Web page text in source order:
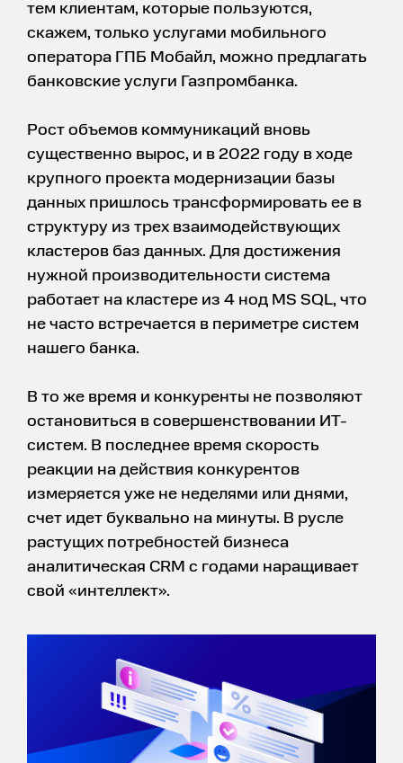
тем клиентам, которые пользуются,
скажем, только услугами мобильного
оператора ГПБ Мобайл, можно предлагать
банковские услуги Газпромбанка.
Рост объемов коммуникаций вновь
существенно вырос, и в 2022 году в ходе
крупного проекта модернизации базы
данных пришлось трансформировать ее в
структуру из трех взаимодействующих
кластеров баз данных. Для достижения
нужной производительности система
работает на кластере из 4 нод MS SQL, что
не часто встречается в периметре систем
нашего банка.
В то же время и конкуренты не позволяют
остановиться в совершенствовании ИТ-
систем. В последнее время скорость
реакции на действия конкурентов
измеряется уже не неделями или днями,
счет идет буквально на минуты. В русле
растущих потребностей бизнеса
аналитическая CRM с годами наращивает
свой «интеллект».